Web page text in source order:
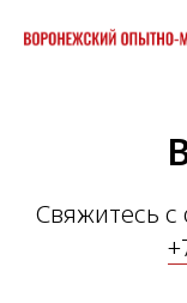
Свяжитесь